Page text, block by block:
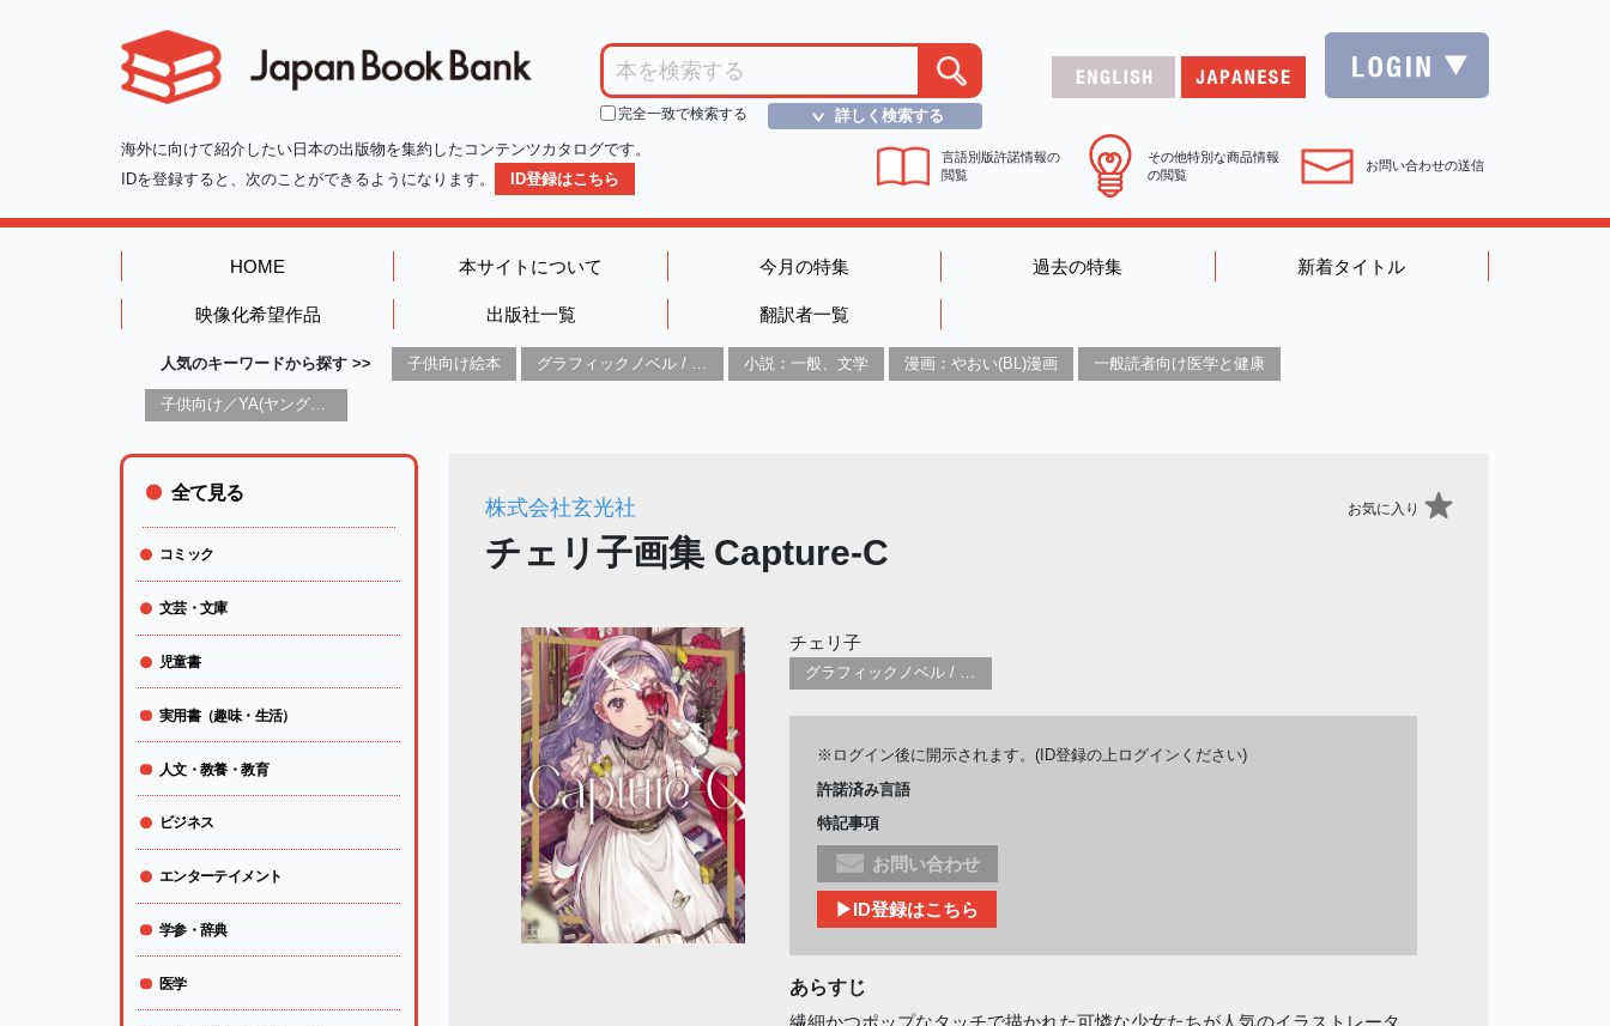
完全一致で検索する ＞
詳しく検索する
海外に向けて紹介したい日本の出版物を集約したコンテンツカタログです。
IDを登録すると、次のことができるようになります。
ID登録はこちら
言語別版許諾情報の
閲覧
その他特別な商品情報
の閲覧
お問い合わせの送信
HOME 本サイトについて 今月の特集 過去の特集 新着タイトル
映像化希望作品 出版社一覧 翻訳者一覧
人気のキーワードから探す >> 子供向け絵本 小説：一般、文学 漫画：やおい(BL)漫画 一般読者向け医学と健康
子供向け／YA(ヤングアダルト)向け一般：芸術&芸術家
株式会社玄光社 お気に入り
チェリ子画集 Capture-C
チェリ子
グラフィックノベル / コミックブック / 漫画：スタイル / 伝統
※ログイン後に開示されます。(ID登録の上ログインください)
許諾済み言語
特記事項
お問い合わせ
▶ID登録はこちら
あらすじ
繊細かつポップなタッチで描かれた可憐な少女たちが人気のイラストレータ
全て見る
コミック
文芸・文庫
児童書
実用書（趣味・生活）
人文・教養・教育
ビジネス
エンターテイメント
学参・辞典
医学